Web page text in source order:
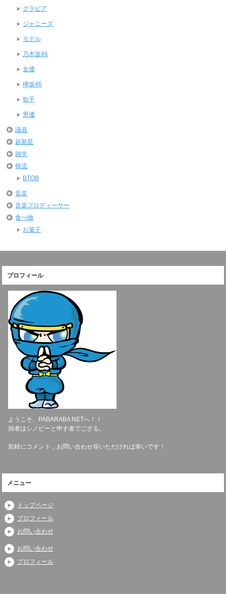
グラビア
ジャニーズ
モデル
乃木坂46
女優
欅坂46
歌手
男優
議員
超新星
雑学
韓流
BTOB
音楽
音楽プロディーサー
食べ物
お菓子
プロフィール
ようこそ、PABARABA NETへ！！
拙者はシノビーと申す者でござる。
気軽にコメント，お問い合わせ等いただければ幸いです！
メニュー
トップページ
プロフィール
お問い合わせ
お問い合わせ
プロフィール